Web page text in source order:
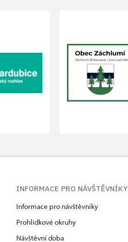
INFORMACE PRO NÁVŠTĚVNÍKY
Informace pro návštěvníky
Prohlídkové okruhy
Návštěvní doba